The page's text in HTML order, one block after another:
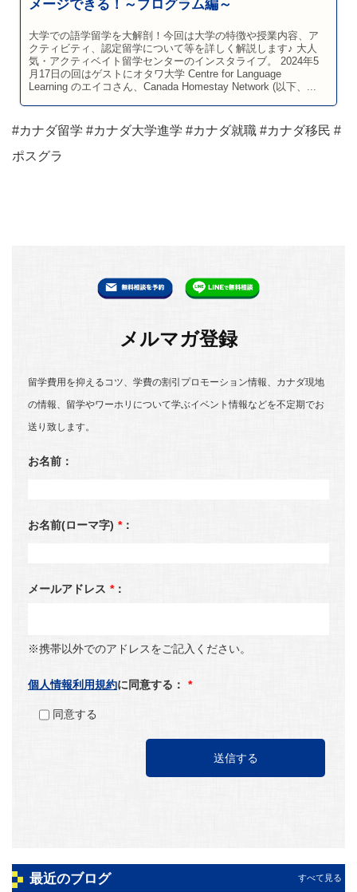
メージできる！～プログラム編～
大学での語学留学を大解剖！今回は大学の特徴や授業内容、ア
クティビティ、認定留学について等を詳しく解説します♪ 大人
気・アクティベイト留学センターのインスタライブ。 2024年5
月17日の回はゲストにオタワ大学 Centre for Language
Learning のエイコさん、Canada Homestay Network (以下、...
#カナダ留学 #カナダ大学進学 #カナダ就職 #カナダ移民 #
ポスグラ
メルマガ登録
留学費用を抑えるコツ、学費の割引プロモーション情報、カナダ現地
の情報、留学やワーホリについて学ぶイベント情報などを不定期でお
送り致します。
お名前：
お名前(ローマ字) *：
メールアドレス *：
※携帯以外でのアドレスをご記入ください。
個人情報利用規約に同意する： *
同意する
最近のブログ すべて見る